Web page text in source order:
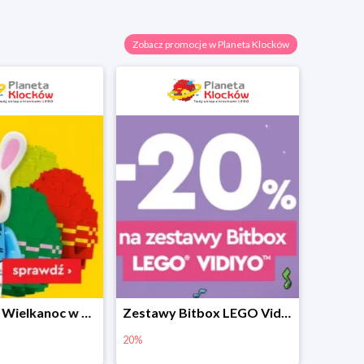
Zobacz promocje w Planeta Klocków
Prezenty na Wielkanoc w Planecie Klocków od 16,99 zł Zestawy Bitbox LEGO Vidiyo w Planecie Klocków -20%
20%